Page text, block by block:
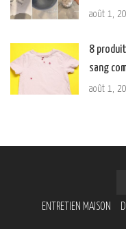
août 1,
8
sang
août 1,
ENTRETIEN MAISON